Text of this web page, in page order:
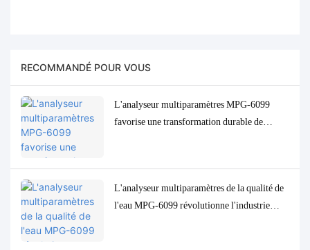
RECOMMANDÉ POUR VOUS
L'analyseur multiparamètres MPG-6099
favorise une transformation durable de
L'analyseur multiparamètres de la qualité de
l'eau MPG-6099 révolutionne l'industrie